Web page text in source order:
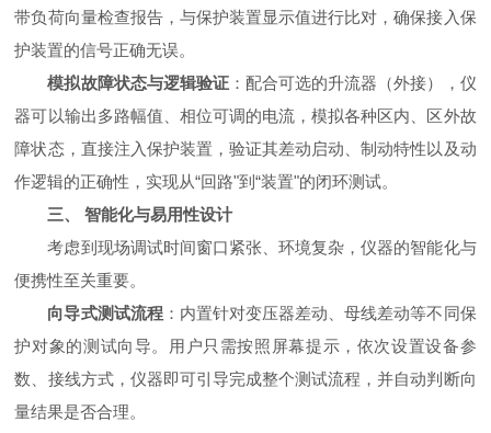
带负荷向量检查报告，与保护装置显示值进行比对，确保接入保
护装置的信号正确无误。
模拟故障状态与逻辑验证：配合可选的升流器（外接），仪
器可以输出多路幅值、相位可调的电流，模拟各种区内、区外故
障状态，直接注入保护装置，验证其差动启动、制动特性以及动
作逻辑的正确性，实现从“回路"到“装置"的闭环测试。
三、 智能化与易用性设计
考虑到现场调试时间窗口紧张、环境复杂，仪器的智能化与
便携性至关重要。
向导式测试流程：内置针对变压器差动、母线差动等不同保
护对象的测试向导。用户只需按照屏幕提示，依次设置设备参
数、接线方式，仪器即可引导完成整个测试流程，并自动判断向
量结果是否合理。